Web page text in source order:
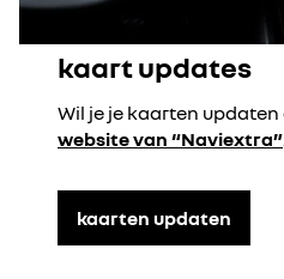
kaart updates
Wil je je kaarten
website van “Naviextra”
kaarten updaten